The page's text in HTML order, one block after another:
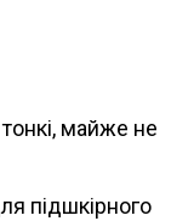
майже не
підшкірного